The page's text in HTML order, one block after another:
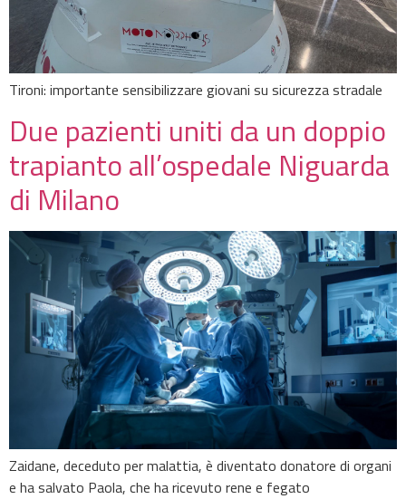
Tironi: importante sensibilizzare giovani su sicurezza stradale
Due pazienti uniti da un doppio
trapianto all’ospedale Niguarda
di Milano
Zaidane, deceduto per malattia, è diventato donatore di organi
e ha salvato Paola, che ha ricevuto rene e fegato